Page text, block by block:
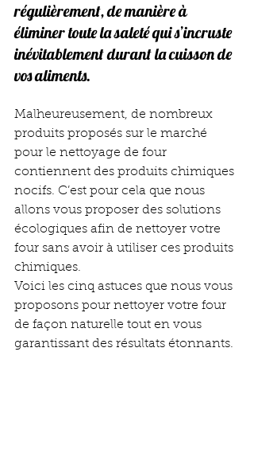
régulièrement, de manière à
éliminer toute la saleté qui s’incruste
inévitablement durant la cuisson de
vos aliments.
Malheureusement, de nombreux
produits proposés sur le marché
pour le nettoyage de four
contiennent des produits chimiques
nocifs. C’est pour cela que nous
allons vous proposer des solutions
écologiques afin de nettoyer votre
four sans avoir à utiliser ces produits
chimiques.
Voici les cinq astuces que nous vous
proposons pour nettoyer votre four
de façon naturelle tout en vous
garantissant des résultats étonnants.